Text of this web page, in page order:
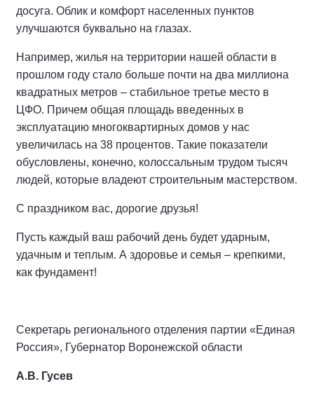
досуга. Облик и комфорт населенных пунктов
улучшаются буквально на глазах.
Например, жилья на территории нашей области в
прошлом году стало больше почти на два миллиона
квадратных метров – стабильное третье место в
ЦФО. Причем общая площадь введенных в
эксплуатацию многоквартирных домов у нас
увеличилась на 38 процентов. Такие показатели
обусловлены, конечно, колоссальным трудом тысяч
людей, которые владеют строительным мастерством.
С праздником вас, дорогие друзья!
Пусть каждый ваш рабочий день будет ударным,
удачным и теплым. А здоровье и семья – крепкими,
как фундамент!
Секретарь регионального отделения партии «Единая
Россия», Губернатор Воронежской области
А.В. Гусев